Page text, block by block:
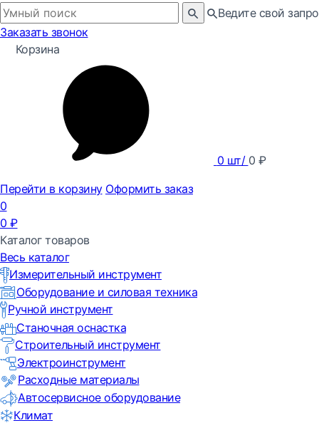
Ведите свой
Заказать звонок
Корзина
0 шт/ 0 ₽
Перейти в корзину Оформить заказ
0
0 ₽
Каталог товаров
Весь каталог
Измерительный инструмент
Оборудование и силовая техника
Ручной инструмент
Станочная оснастка
Строительный инструмент
Электроинструмент
Расходные материалы
Автосервисное оборудование
Климат